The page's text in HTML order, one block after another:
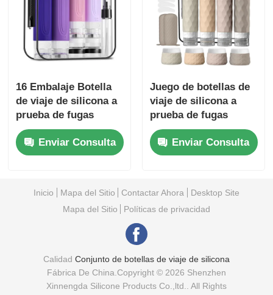
16 Embalaje Botella
de viaje de silicona a
prueba de fugas
aprobada por la TSA
con diseño de boca
ancha
Enviar Consulta
Juego de botellas de
viaje de silicona a
prueba de fugas
aprobadas por la TSA
con diseño de boca
ancha para facilitar el
Enviar Consulta
Inicio Mapa del Sitio Contactar Ahora
Desktop Site
Mapa del Sitio
Políticas de privacidad
Calidad Conjunto de botellas de viaje de silicona
Fábrica De China.Copyright © 2026 Shenzhen
Xinnengda Silicone Products Co.,ltd.. All Rights